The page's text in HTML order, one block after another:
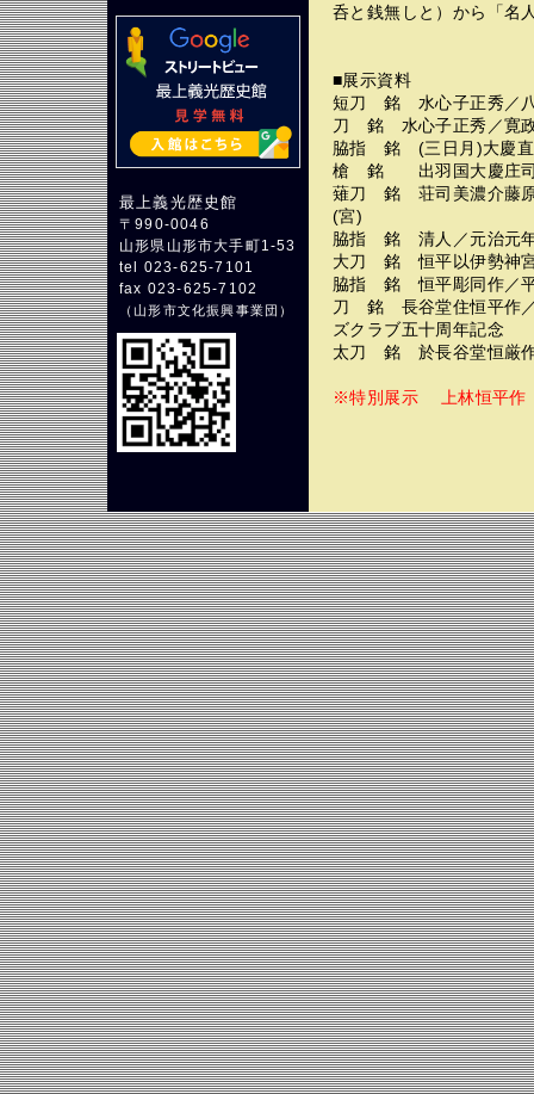
最上義光歴史館
〒990-0046
山形県山形市大手町1-53
tel 023-625-7101
fax 023-625-7102
（山形市文化振興事業団 ）
呑と銭無しと）から「名
■展示資料
短刀 銘 水心子正秀／
刀 銘 水心子正秀／寛
脇指 銘 (三日月)大慶直
槍 銘 出羽国大慶庄司
薙刀 銘 荘司美濃介藤原
(宮)
脇指 銘 清人／元治元
大刀 銘 恒平以伊勢神宮
脇指 銘 恒平彫同作／
刀 銘 長谷堂住恒平作／
ズクラブ五十周年記念
太刀 銘 於長谷堂恒厳
※特別展示 上林恒平作